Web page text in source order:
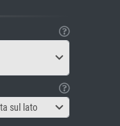
sul lato